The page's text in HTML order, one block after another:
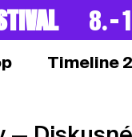
8. –
Timeline